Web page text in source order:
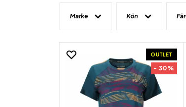
Marke Kön
OUTLET
- 30%